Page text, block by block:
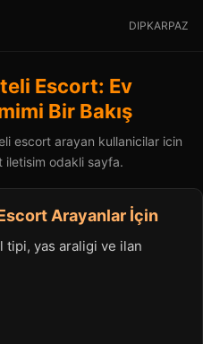
DIPKARPAZ
Escort: Ev
Bir Bakış
escort arayan kullanicilar icin
iletisim odakli sayfa.
Arayanlar İçin
tipi, yas araligi ve ilan